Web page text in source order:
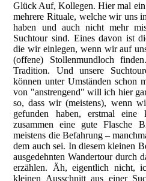
Glück Auf, Kollegen. Hier mal
mehrere Rituale, welche wir uns
haben und auch nicht mehr
Suchtour sind. Eines davon ist
die wir einlegen, wenn wir auf
(offene) Stollenmundloch
Tradition. Und unsere
können unter Umständen schon
von "anstrengend" will ich hier
so, dass wir (meistens), wenn
gefunden haben, erstmal eine
zusammen eine gute Flasche
meistens die Befahrung –
dem auch sei. In diesem kleinen
ausgedehnten Wandertour durch
erzählen. Äh, eigentlich nicht,
kleinen Ausschnitt aus einer